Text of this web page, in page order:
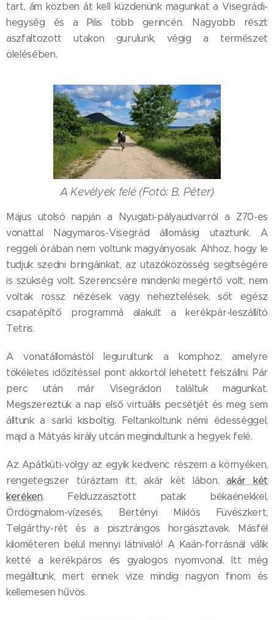
tart, ám közben át kell küzdenünk magunkat a Visegrádi-
hegység és a Pilis több gerincén. Nagyobb részt
aszfaltozott utakon gurulunk, végig a természet
ölelésében.
A Kevélyek felé (Fotó: B. Péter)
Május utolsó napján a Nyugati-pályaudvarról a Z70-es
vonattal Nagymaros-Visegrád állomásig utaztunk. A
reggeli órában nem voltunk magyányosak. Ahhoz, hogy le
tudjuk szedni bringáinkat, az utazóközösség segítségére
is szükség volt. Szerencsére mindenki megértő volt, nem
voltak rossz nézések vagy neheztelések, sőt egész
csapatépítő programmá alakult a kerékpár-leszállító
Tetris.
A vonatállomástól legurultunk a komphoz, amelyre
tökéletes időzítéssel pont akkortól lehetett felszállni. Pár
perc után már Visegrádon találtuk magunkat.
Megszereztük a nap első virtuális pecsétjét és meg sem
álltunk a sarki kisboltig. Feltankoltunk némi édességgel,
majd a Mátyás király utcán megindultunk a hegyek felé.
Az Apátkúti-völgy az egyik kedvenc részem a környéken,
rengetegszer túráztam itt, akár két lábon,akár két
keréken. Felduzzasztott patak békaénekkel,
Ördögmalom-vízesés, Bertényi Miklós Füvészkert,
Telgárthy-rét és a pisztrángos horgásztavak. Másfél
kilométeren belül mennyi látnivaló! A Kaán-forrásnál válik
ketté a kerékpáros és gyalogos nyomvonal. Itt még
megálltunk, mert ennek vize mindig nagyon finom és
kellemesen hűvös.